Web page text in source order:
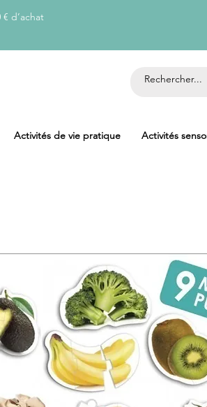
d’achat
Activités de vie pratique Activités